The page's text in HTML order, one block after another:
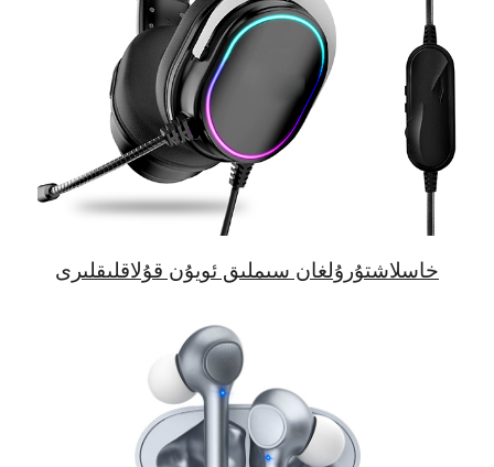
خاسلاشتۇرۇلغان سىملىق ئويۇن قۇلاقلىقلىرى